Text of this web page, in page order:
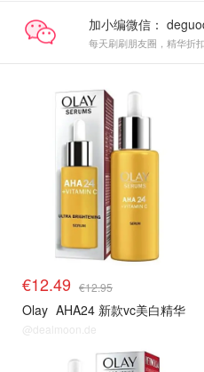
加小编微信：
每天刷刷朋友圈，精华折
€12.49 €12.95
Olay AHA24 新款vc美白精华
@dealmoon.de